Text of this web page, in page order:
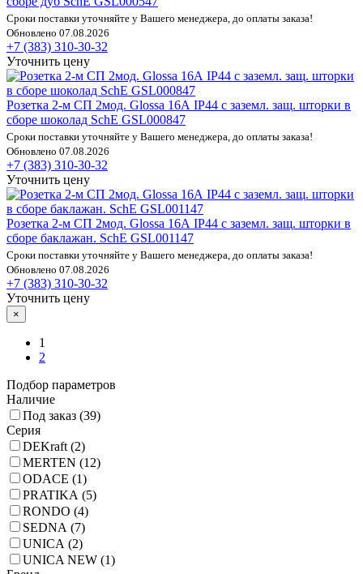
Сроки поставки уточняйте у Вашего менеджера, до оплаты заказа!
Обновлено 07.08.2026
+7 (383) 310-30-32
Уточнить цену
Розетка 2-м СП 2мод. Glossa 16А IP44 с заземл. защ. шторки в
сборе шоколад SchE GSL000847
Сроки поставки уточняйте у Вашего менеджера, до оплаты заказа!
Обновлено 07.08.2026
+7 (383) 310-30-32
Уточнить цену
Розетка 2-м СП 2мод. Glossa 16А IP44 с заземл. защ. шторки в
сборе баклажан. SchE GSL001147
Сроки поставки уточняйте у Вашего менеджера, до оплаты заказа!
Обновлено 07.08.2026
+7 (383) 310-30-32
Уточнить цену
×
1
2
Подбор параметров
Наличие
Под заказ (39)
Серия
DEKraft (2)
MERTEN (12)
ODACE (1)
PRATIKA (5)
RONDO (4)
SEDNA (7)
UNICA (2)
UNICA NEW (1)